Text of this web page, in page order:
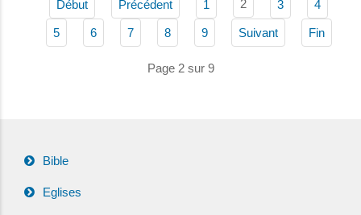
Début Précédent 1 2 3 4
5 6 7 8 9 Suivant Fin
Page 2 sur 9
Bible
Eglises